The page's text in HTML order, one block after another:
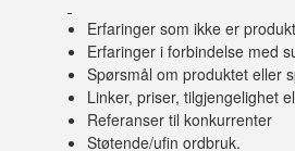
Erfaringer som ikke er
Erfaringer i forbindelse med
Spørsmål om produktet eller
Linker, priser, tilgjengelighet
Referanser til konkurrenter
Støtende/ufin ordbruk.